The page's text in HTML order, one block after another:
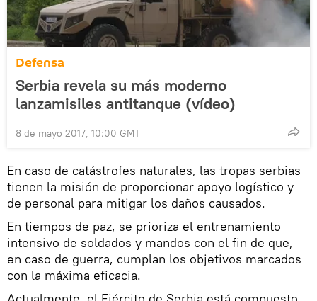
Defensa
Serbia revela su más moderno
lanzamisiles antitanque (vídeo)
8 de mayo 2017, 10:00 GMT
En caso de catástrofes naturales, las tropas serbias
tienen la misión de proporcionar apoyo logístico y
de personal para mitigar los daños causados.
En tiempos de paz, se prioriza el entrenamiento
intensivo de soldados y mandos con el fin de que,
en caso de guerra, cumplan los objetivos marcados
con la máxima eficacia.